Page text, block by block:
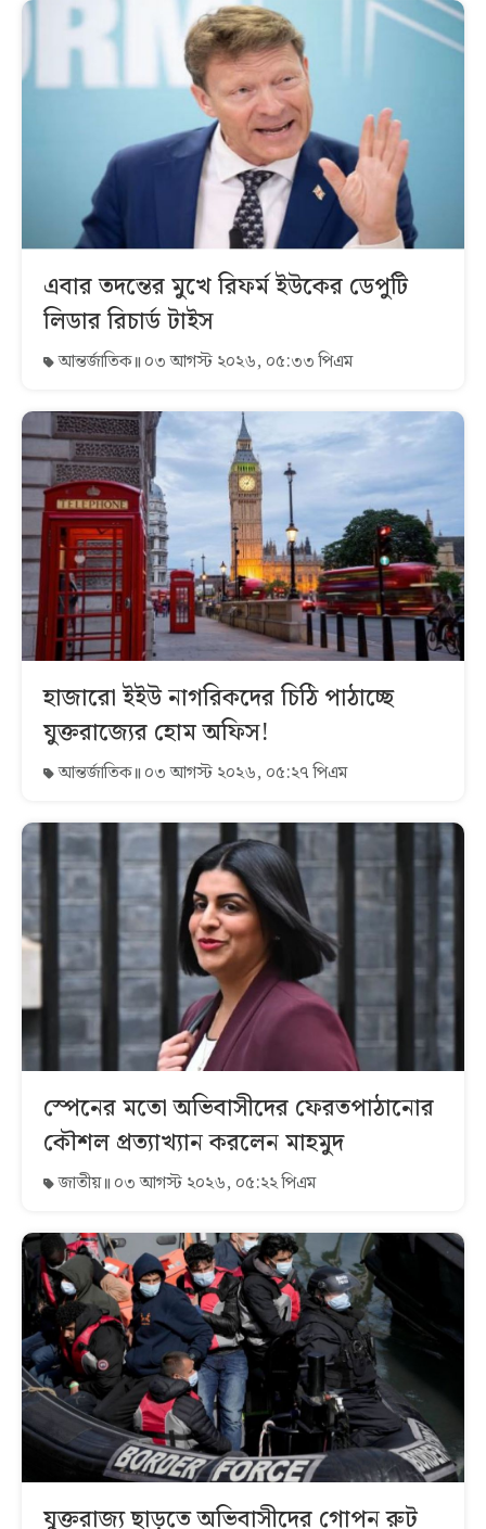
এবার তদন্তের মুখে রিফর্ম ইউকের ডেপুটি
লিডার রিচার্ড টাইস
আন্তর্জাতিক ০৩ আগস্ট ২০২৬, ০৫:৩৩ পিএম
হাজারো ইইউ নাগরিকদের চিঠি পাঠাচ্ছে
যুক্তরাজ্যের হোম অফিস!
আন্তর্জাতিক ০৩ আগস্ট ২০২৬, ০৫:২৭ পিএম
স্পেনের মতো অভিবাসীদের ফেরতপাঠানোর
কৌশল প্রত্যাখ্যান করলেন মাহমুদ
জাতীয় ০৩ আগস্ট ২০২৬, ০৫:২২ পিএম
যুক্তরাজ্য ছাড়তে অভিবাসীদের গোপন রুট